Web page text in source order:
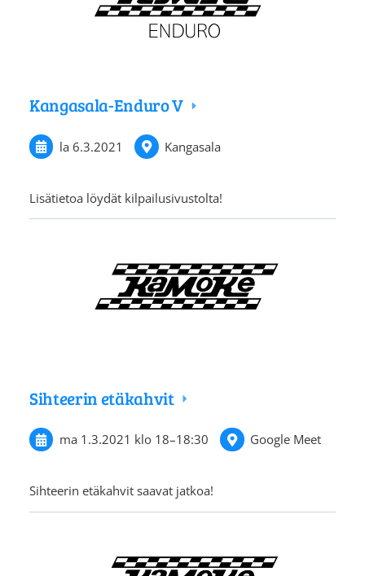
Kangasala-Enduro V
la 6.3.2021 Kangasala
Lisätietoa löydät kilpailusivustolta!
Sihteerin etäkahvit
ma 1.3.2021 klo 18–18:30 Google Meet
Sihteerin etäkahvit saavat jatkoa!